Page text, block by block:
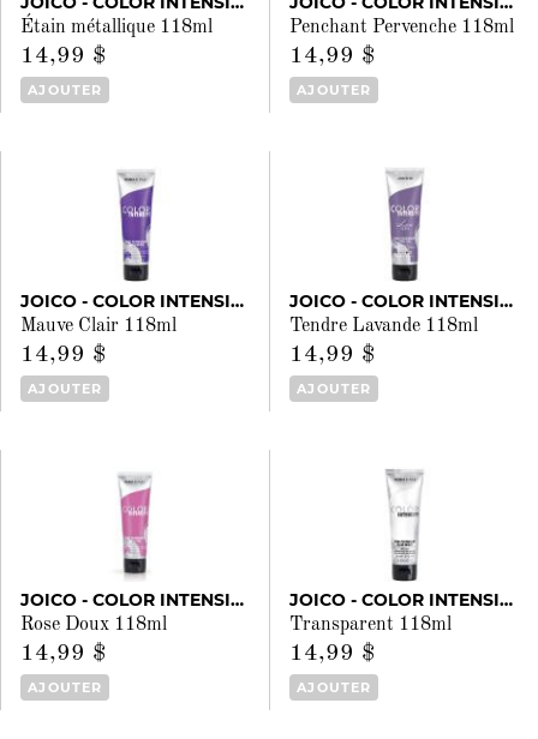
Étain métallique 118ml
14,99 $
AJOUTER
Penchant Pervenche 118ml
14,99 $
AJOUTER
JOICO - COLOR INTENSITY
Mauve Clair 118ml
14,99 $
AJOUTER
JOICO - COLOR INTENSITY
Tendre Lavande 118ml
14,99 $
AJOUTER
JOICO - COLOR INTENSITY
Rose Doux 118ml
14,99 $
AJOUTER
JOICO - COLOR INTENSITY
Transparent 118ml
14,99 $
AJOUTER